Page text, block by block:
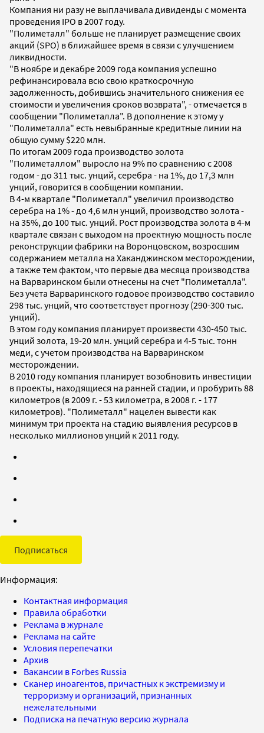
Компания ни разу не выплачивала дивиденды с момента
проведения IPO в 2007 году.
"Полиметалл" больше не планирует размещение своих
акций (SPO) в ближайшее время в связи с улучшением
ликвидности.
"В ноябре и декабре 2009 года компания успешно
рефинансировала всю свою краткосрочную
задолженность, добившись значительного снижения ее
стоимости и увеличения сроков возврата", - отмечается в
сообщении "Полиметалла". В дополнение к этому у
"Полиметалла" есть невыбранные кредитные линии на
общую сумму $220 млн.
По итогам 2009 года производство золота
"Полиметаллом" выросло на 9% по сравнению с 2008
годом - до 311 тыс. унций, серебра - на 1%, до 17,3 млн
унций, говорится в сообщении компании.
В 4-м квартале "Полиметалл" увеличил производство
серебра на 1% - до 4,6 млн унций, производство золота -
на 35%, до 100 тыс. унций. Рост производства золота в 4-м
квартале связан с выходом на проектную мощность после
реконструкции фабрики на Воронцовском, возросшим
содержанием металла на Хаканджинском месторождении,
а также тем фактом, что первые два месяца производства
на Варваринском были отнесены на счет "Полиметалла".
Без учета Варваринского годовое производство составило
298 тыс. унций, что соответствует прогнозу (290-300 тыс.
унций).
В этом году компания планирует произвести 430-450 тыс.
унций золота, 19-20 млн. унций серебра и 4-5 тыс. тонн
меди, с учетом производства на Варваринском
месторождении.
В 2010 году компания планирует возобновить инвестиции
в проекты, находящиеся на ранней стадии, и пробурить 88
километров (в 2009 г. - 53 километра, в 2008 г. - 177
километров). "Полиметалл" нацелен вывести как
минимум три проекта на стадию выявления ресурсов в
несколько миллионов унций к 2011 году.
Подписаться
Информация:
Контактная информация
Правила обработки
Реклама в журнале
Реклама на сайте
Условия перепечатки
Архив
Вакансии в Forbes Russia
Сканер иноагентов, причастных к экстремизму и
терроризму и организаций, признанных
нежелательными
Подписка на печатную версию журнала